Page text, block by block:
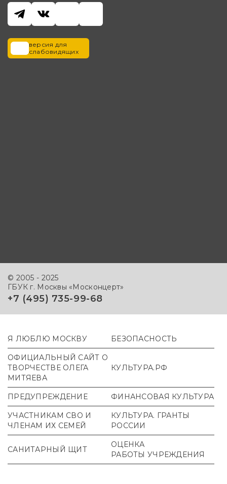
версия для
слабовидящих
© 2005 - 2025
ГБУК г. Москвы «Москонцерт»
+7 (495) 735-99-68
Я ЛЮБЛЮ МОСКВУ БЕЗОПАСНОСТЬ
ОФИЦИАЛЬНЫЙ САЙТ О
ТВОРЧЕСТВЕ ОЛЕГА
МИТЯЕВА
КУЛЬТУРА.РФ
ПРЕДУПРЕЖДЕНИЕ ФИНАНСОВАЯ КУЛЬТУРА
УЧАСТНИКАМ СВО И
ЧЛЕНАМ ИХ СЕМЕЙ
КУЛЬТУРА. ГРАНТЫ
РОССИИ
САНИТАРНЫЙ ЩИТ
ОЦЕНКА
РАБОТЫ УЧРЕЖДЕНИЯ